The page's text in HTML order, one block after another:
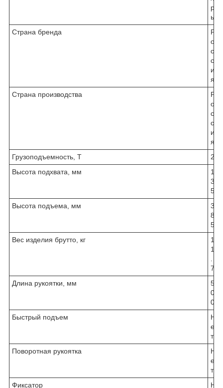
р
ь
Страна бренда
Р
о
с
с
и
я
Страна производства
Р
о
с
с
и
я
Грузоподъемность, Т
2
Высота подхвата, мм
1
3
5
Высота подъема, мм
3
8
5
Вес изделия брутто, кг
1
1
7
Длина рукоятки, мм
5
0
0
Быстрый подъем
Н
е
т
Поворотная рукоятка
Н
е
т
Фиксатор
Н